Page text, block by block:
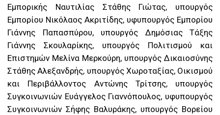
Εμπορικής Ναυτιλίας Στάθης Γιώτας, υπουργός
Εμπορίου Νικόλαος Ακριτίδης, υφυπουργός Εμπορίου
Γιάννης Παπασπύρου, υπουργός Δημόσιας Τάξης
Γιάννης Σκουλαρίκης, υπουργός Πολιτισμού και
Επιστημών Μελίνα Μερκούρη, υπουργός Δικαιοσύνης
Στάθης Αλεξανδρής, υπουργός Χωροταξίας, Οικισμού
και Περιβάλλοντος Αντώνης Τρίτσης, υπουργός
Συγκοινωνιών Ευάγγελος Γιαννόπουλος, υφυπουργός
Συγκοινωνιών Σήφης Βαλυράκης, υπουργός Βορείου